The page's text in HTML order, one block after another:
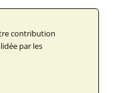
contribution
par les